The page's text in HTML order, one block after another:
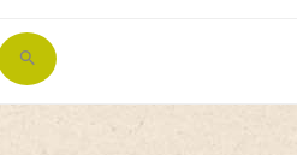
Search
for: